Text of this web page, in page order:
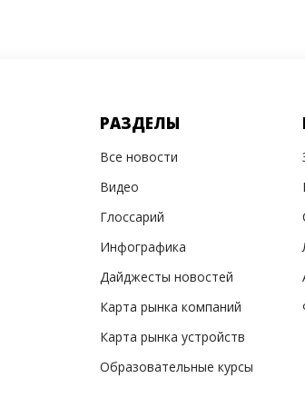
РАЗДЕЛЫ
Все новости
Видео
Глоссарий
Инфографика
Дайджесты новостей
Карта рынка компаний
Карта рынка устройств
Образовательные курсы